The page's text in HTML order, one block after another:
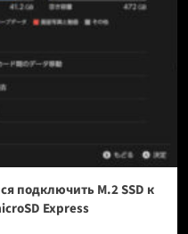
подключить M.2 SSD к
Express